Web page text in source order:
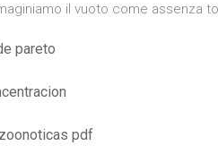
il vuoto come assenza
pareto
pdf